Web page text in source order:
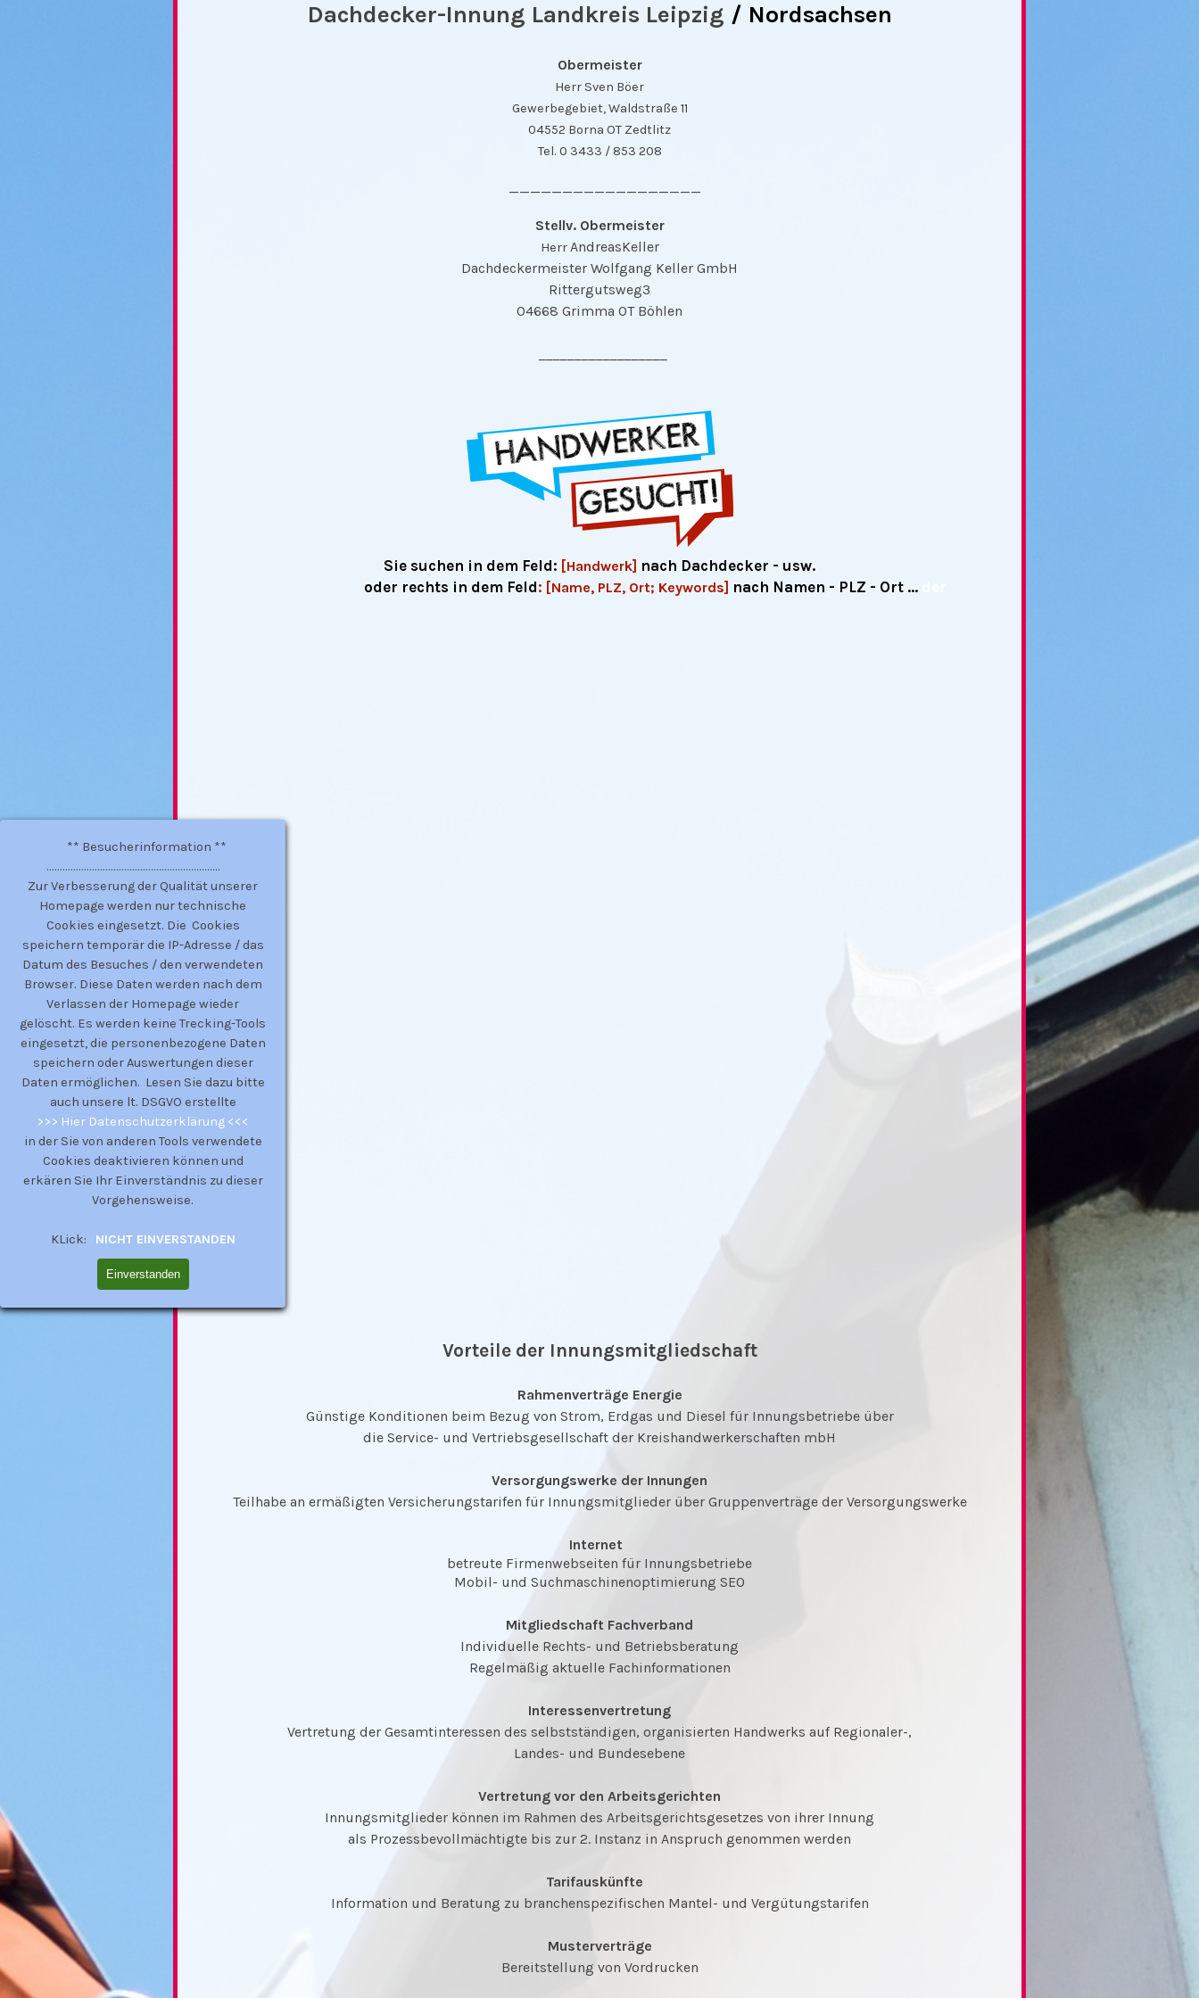
** Besucherinformation **
.................................................................
Zur Verbesserung der Qualität unserer
Homepage werden nur technische
Cookies eingesetzt. Die Cookies
speichern temporär die IP-Adresse / das
Datum des Besuches / den verwendeten
Browser. Diese Daten werden nach dem
Verlassen der Homepage wieder
gelöscht. Es werden keine Trecking-Tools
eingesetzt, die personenbezogene Daten
speichern oder Auswertungen dieser
Daten ermöglichen. Lesen Sie dazu bitte
auch unsere lt. DSGVO erstellte
>>> Hier Datenschutzerklärung <<<
in der Sie von anderen Tools verwendete
Cookies deaktivieren können und
erkären Sie Ihr Einverständnis zu dieser
Vorgehensweise.
KLick: NICHT EINVERSTANDEN
Einverstanden
Dachdecker-Innung Landkreis Leipzig / Nordsachsen
Obermeister
Herr Sven Böer
Gewerbegebiet, Waldstraße 11
04552 Borna OT Zedtlitz
Tel. 0 3433 / 853 208
__________________
Stellv. Obermeister
HerrAndreasKeller
Dachdeckermeister Wolfgang Keller GmbH
Rittergutsweg3
04668 Grimma OT Böhlen
Sie suchen in dem Feld: [Handwerk] nach Dachdecker - usw.
oder rechts in dem Feld: [Name, PLZ, Ort; Keywords] nach Namen - PLZ - Ort ...
Vorteile der Innungsmitgliedschaft
Rahmenverträge Energie
Günstige Konditionen beim Bezug von Strom, Erdgas und Diesel für Innungsbetriebe über
die Service- und Vertriebsgesellschaft der Kreishandwerkerschaften mbH
Versorgungswerke der Innungen
Teilhabe an ermäßigten Versicherungstarifen für Innungsmitglieder über Gruppenverträge der Versorgungswerke
Internet
betreute Firmenwebseiten für Innungsbetriebe
Mobil- und Suchmaschinenoptimierung SEO
Mitgliedschaft Fachverband
Individuelle Rechts- und Betriebsberatung
Regelmäßig aktuelle Fachinformationen
Interessenvertretung
​Vertretung der Gesamtinteressen des selbstständigen, organisierten Handwerks auf Regionaler-,
Landes- und Bundesebene
Vertretung vor den Arbeitsgerichten
Innungsmitglieder können im Rahmen des Arbeitsgerichtsgesetzes von ihrer Innung
als Prozessbevollmächtigte bis zur 2. Instanz in Anspruch genommen werden
Tarifauskünfte
Information und Beratung zu branchenspezifischen Mantel- und Vergütungstarifen
Musterverträge
Bereitstellung von Vordrucken